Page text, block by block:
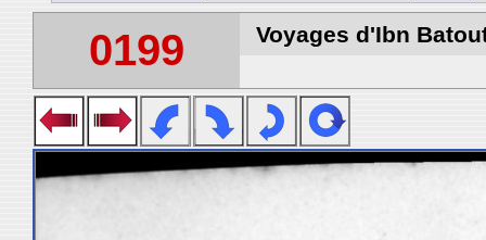
0199 Voyages d'Ibn